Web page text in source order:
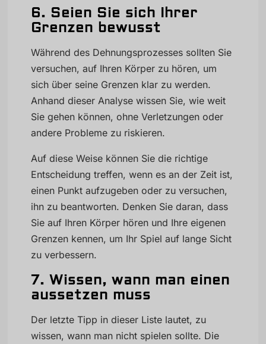
6. Seien Sie sich Ihrer
Grenzen bewusst
Während des Dehnungsprozesses sollten Sie
versuchen, auf Ihren Körper zu hören, um
sich über seine Grenzen klar zu werden.
Anhand dieser Analyse wissen Sie, wie weit
Sie gehen können, ohne Verletzungen oder
andere Probleme zu riskieren.
Auf diese Weise können Sie die richtige
Entscheidung treffen, wenn es an der Zeit ist,
einen Punkt aufzugeben oder zu versuchen,
ihn zu beantworten. Denken Sie daran, dass
Sie auf Ihren Körper hören und Ihre eigenen
Grenzen kennen, um Ihr Spiel auf lange Sicht
zu verbessern.
7. Wissen, wann man einen
aussetzen muss
Der letzte Tipp in dieser Liste lautet, zu
wissen, wann man nicht spielen sollte. Die